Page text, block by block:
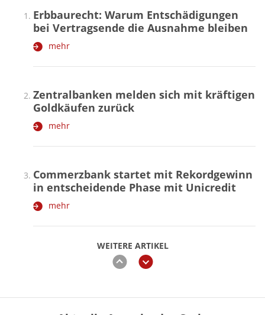
WEITERE ARTIKEL
zurückweiter
Erbbaurecht: Warum Entschädigungen
bei Vertragsende die Ausnahme bleiben
mehr
Zentralbanken melden sich mit kräftigen
Goldkäufen zurück
mehr
Commerzbank startet mit Rekordgewinn
in entscheidende Phase mit Unicredit
mehr